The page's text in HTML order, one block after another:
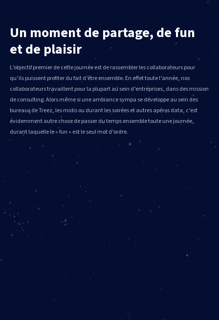
Un moment de partage, de fun
et de plaisir
L’objectif premier de cette journée est de rassembler les collaborateurs pour
qu’ils puissent profiter du fait d’être ensemble. En effet toute l’année, nos
collaborateurs travaillent pour la plupart au sein d’entreprises, dans des mission
de consulting. Alors même si une ambiance sympa se développe au sein des
bureaux de Treez, les midis ou durant les soirées et autres apéros data, c’est
évidemment autre chose de passer du temps ensemble toute une journée,
durant laquelle le « fun » est le seul mot d’ordre.